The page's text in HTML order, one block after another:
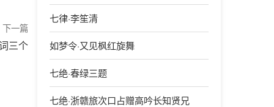
下一篇
三个
七律·李笙清
如梦令·又见枫红旋舞
七绝·春绿三题
七绝·浙赣旅次口占赠高吟长知贤兄